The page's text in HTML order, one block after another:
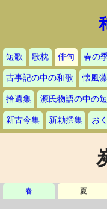
短歌 歌枕 俳句 春の
古事記の中の和歌 懐風藻
拾遺集 源氏物語の中の
新古今集 新勅撰集 お
春 夏